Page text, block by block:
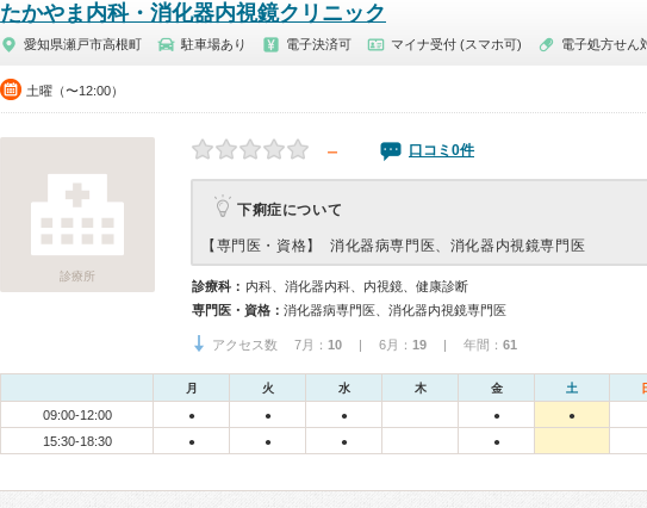
たかやま内科・消化器内視鏡クリニック
愛知県瀬戸市高根町 駐車場あり 電子決済可 マイナ受付 (スマホ可) 電子処方せん
土曜（〜12:00）
診療所
－ 口コミ0件
下痢症について
【専門医・資格】 消化器病専門医、消化器内視鏡専門医
診療科： 内科、消化器内科、内視鏡、健康診断
専門医・資格： 消化器病専門医、消化器内視鏡専門医
アクセス数 7月： 10 | 6月： 19 | 年間： 61
月 火 水 木 金 土
09:00-12:00 ● ● ● ● ●
15:30-18:30 ● ● ● ●